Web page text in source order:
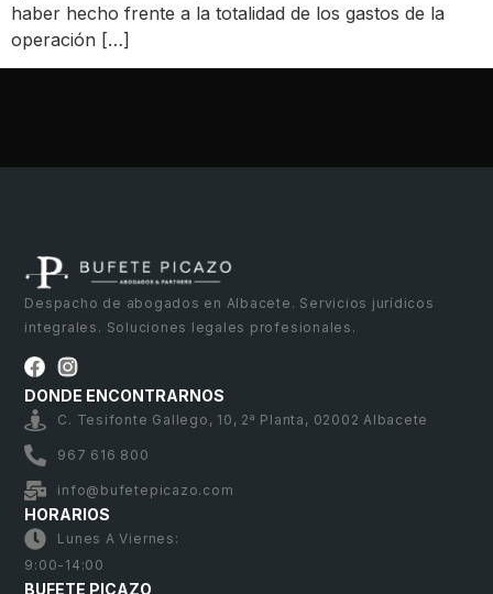
haber hecho frente a la totalidad de los gastos de la
operación […]
Despacho de abogados en Albacete. Servicios jurídicos
integrales. Soluciones legales profesionales.
DONDE ENCONTRARNOS
C. Tesifonte Gallego, 10, 2ª Planta, 02002 Albacete
967 616 800
info@bufetepicazo.com
HORARIOS
Lunes A Viernes:
9:00-14:00
BUFETE PICAZO